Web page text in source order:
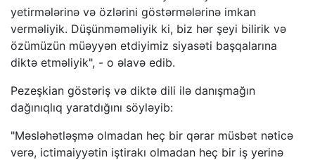
yetirmələrinə və özlərini göstərmələrinə imkan
verməliyik. Düşünməməliyik ki, biz hər şeyi bilirik və
özümüzün müəyyən etdiyimiz siyasəti başqalarına
diktə etməliyik", - o əlavə edib.
Pezeşkian göstəriş və diktə dili ilə danışmağın
dağınıqlıq yaratdığını söyləyib:
"Məsləhətləşmə olmadan heç bir qərar müsbət nəticə
verə, ictimaiyyətin iştirakı olmadan heç bir iş yerinə